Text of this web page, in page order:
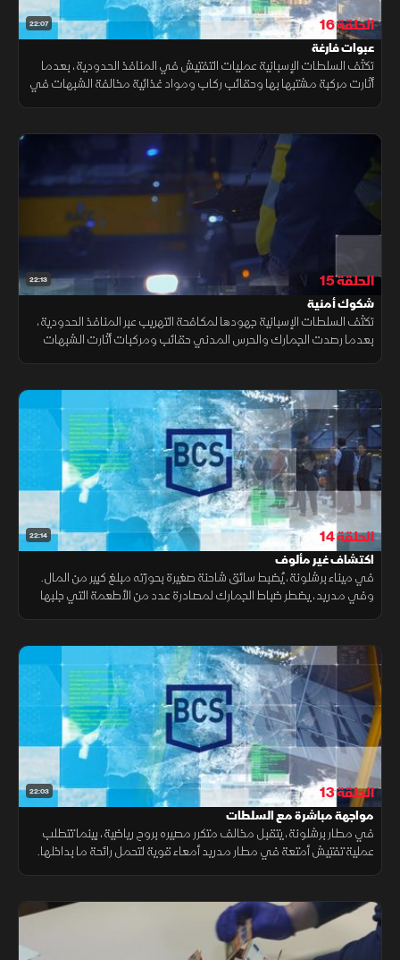
22:07 الحلقة 16
عبوات فارغة
تكثف السلطات الإسبانية عمليات التفتيش في المنافذ الحدودية، بعدما
أثارت مركبة مشتبها بها وحقائب ركاب ومواد غذائية مخالفة الشبهات في
22:13 الحلقة 15
شكوك أمنية
تكثف السلطات الإسبانية جهودها لمكافحة التهريب عبر المنافذ الحدودية،
بعدما رصدت الجمارك والحرس المدني حقائب ومركبات أثارت الشبهات
22:14 الحلقة 14
اكتشاف غير مألوف
في ميناء برشلونة، يُضبط سائق شاحنة صغيرة بحوزته مبلغ كبير من المال.
وفي مدريد، يضطر ضباط الجمارك لمصادرة عدد من الأطعمة التي جلبها
22:03 الحلقة 13
مواجهة مباشرة مع السلطات
في مطار برشلونة، يتقبل مخالف متكرر مصيره بروح رياضية، بينما تتطلب
عملية تفتيش أمتعة في مطار مدريد أمعاء قوية لتحمل رائحة ما بداخلها.